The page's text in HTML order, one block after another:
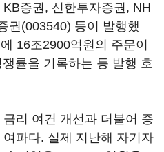
증권, 신한투자증권, NH
권(003540) 등이 발행했
16조2900억원의 주문이
률을 기록하는 등 발행 호
리 여건 개선과 더불어 증
파다. 실제 지난해 자기자